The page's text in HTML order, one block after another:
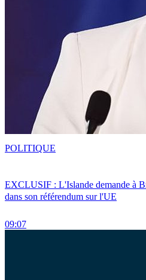
EXCLUSIF : L'Islande demande à
dans son référendum sur l'UE
09:07
POLITIQUE